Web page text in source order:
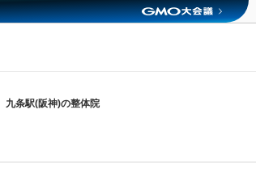
九条駅(阪神)の整体院